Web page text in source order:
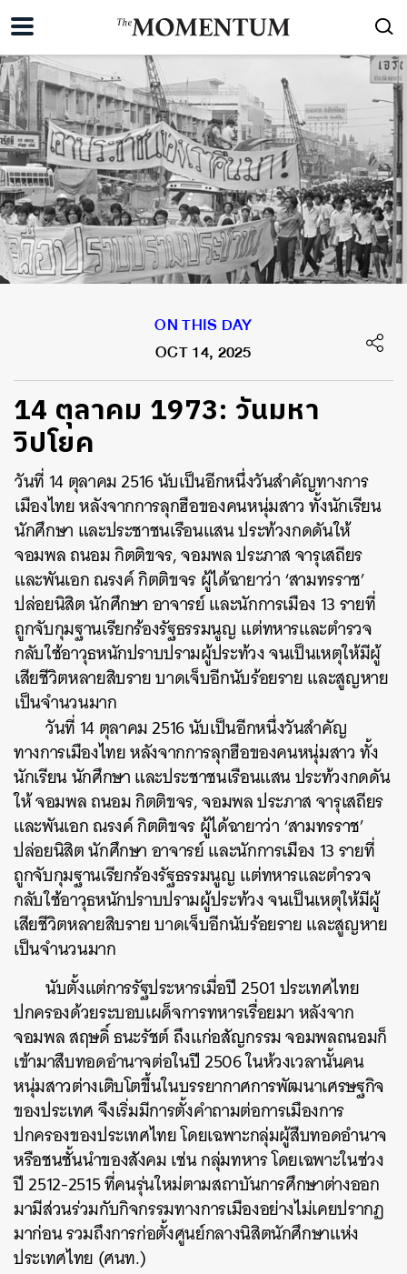
ON THIS DAY
OCT 14, 2025
14 ตุลาคม 1973: วันมหา
วิปโยค
วันที่ 14 ตุลาคม 2516 นับเป็นอีกหนึ่งวันสำคัญทางการ
เมืองไทย หลังจากการลุกฮือของคนหนุ่มสาว ทั้งนักเรียน
นักศึกษา และประชาชนเรือนแสน ประท้วงกดดันให้
จอมพล ถนอม กิตติขจร, จอมพล ประภาส จารุเสถียร
และพันเอก ณรงค์ กิตติขจร ผู้ได้ฉายาว่า ‘สามทรราช’
ปล่อยนิสิต นักศึกษา อาจารย์ และนักการเมือง 13 รายที่
ถูกจับกุมฐานเรียกร้องรัฐธรรมนูญ แต่ทหารและตำรวจ
กลับใช้อาวุธหนักปราบปรามผู้ประท้วง จนเป็นเหตุให้มีผู้
เสียชีวิตหลายสิบราย บาดเจ็บอีกนับร้อยราย และสูญหาย
เป็นจำนวนมาก
วันที่ 14 ตุลาคม 2516 นับเป็นอีกหนึ่งวันสำคัญ
ทางการเมืองไทย หลังจากการลุกฮือของคนหนุ่มสาว ทั้ง
นักเรียน นักศึกษา และประชาชนเรือนแสน ประท้วงกดดัน
ให้ จอมพล ถนอม กิตติขจร, จอมพล ประภาส จารุเสถียร
และพันเอก ณรงค์ กิตติขจร ผู้ได้ฉายาว่า ‘สามทรราช’
ปล่อยนิสิต นักศึกษา อาจารย์ และนักการเมือง 13 รายที่
ถูกจับกุมฐานเรียกร้องรัฐธรรมนูญ แต่ทหารและตำรวจ
กลับใช้อาวุธหนักปราบปรามผู้ประท้วง จนเป็นเหตุให้มีผู้
เสียชีวิตหลายสิบราย บาดเจ็บอีกนับร้อยราย และสูญหาย
เป็นจำนวนมาก
นับตั้งแต่การรัฐประหารเมื่อปี 2501 ประเทศไทย
ปกครองด้วยระบอบเผด็จการทหารเรื่อยมา หลังจาก
จอมพล สฤษดิ์ ธนะรัชต์ ถึงแก่อสัญกรรม จอมพลถนอมก็
เข้ามาสืบทอดอำนาจต่อในปี 2506 ในห้วงเวลานั้นคน
หนุ่มสาวต่างเติบโตขึ้นในบรรยากาศการพัฒนาเศรษฐกิจ
ของประเทศ​ จึงเริ่มมีการตั้งคำถามต่อการเมืองการ
ปกครองของประเทศไทย โดยเฉพาะกลุ่มผู้สืบทอดอำนาจ
หรือชนชั้นนำของสังคม เช่น กลุ่มทหาร โดยเฉพาะในช่วง
ปี 2512-2515 ที่คนรุ่นใหม่ตามสถาบันการศึกษาต่างออก
มามีส่วนร่วมกับกิจกรรมทางการเมืองอย่างไม่เคยปรากฏ
มาก่อน รวมถึงการก่อตั้งศูนย์กลางนิสิตนักศึกษาแห่ง
ประเทศไทย (ศนท.)